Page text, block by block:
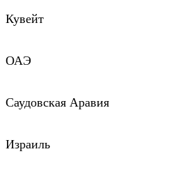
Кувейт
ОАЭ
Саудовская Аравия
Израиль